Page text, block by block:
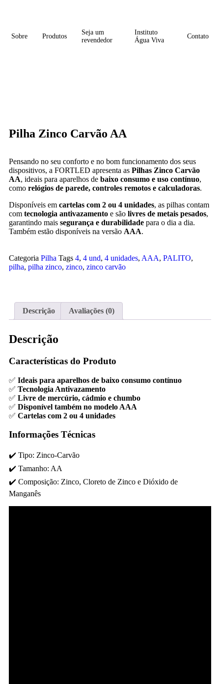
Sobre Produtos
Seja um
revendedor
Instituto
Água Viva
Contato
Pilha Zinco Carvão AA
Pensando no seu conforto e no bom funcionamento dos seus
dispositivos, a FORTLED apresenta as Pilhas Zinco Carvão
AA, ideais para aparelhos de baixo consumo e uso contínuo,
como relógios de parede, controles remotos e calculadoras.
Disponíveis em cartelas com 2 ou 4 unidades, as pilhas contam
com tecnologia antivazamento e são livres de metais pesados,
garantindo mais segurança e durabilidade para o dia a dia.
Também estão disponíveis na versão AAA.
Categoria Pilha Tags 4, 4 und, 4 unidades, AAA, PALITO,
pilha, pilha zinco, zinco, zinco carvão
Descrição Avaliações (0)
Descrição
Características do Produto
✅ Ideais para aparelhos de baixo consumo contínuo
✅ Tecnologia Antivazamento
✅ Livre de mercúrio, cádmio e chumbo
✅ Disponível também no modelo AAA
✅ Cartelas com 2 ou 4 unidades
Informações Técnicas
✔️ Tipo: Zinco-Carvão
✔️ Tamanho: AA
✔️ Composição: Zinco, Cloreto de Zinco e Dióxido de
Manganês